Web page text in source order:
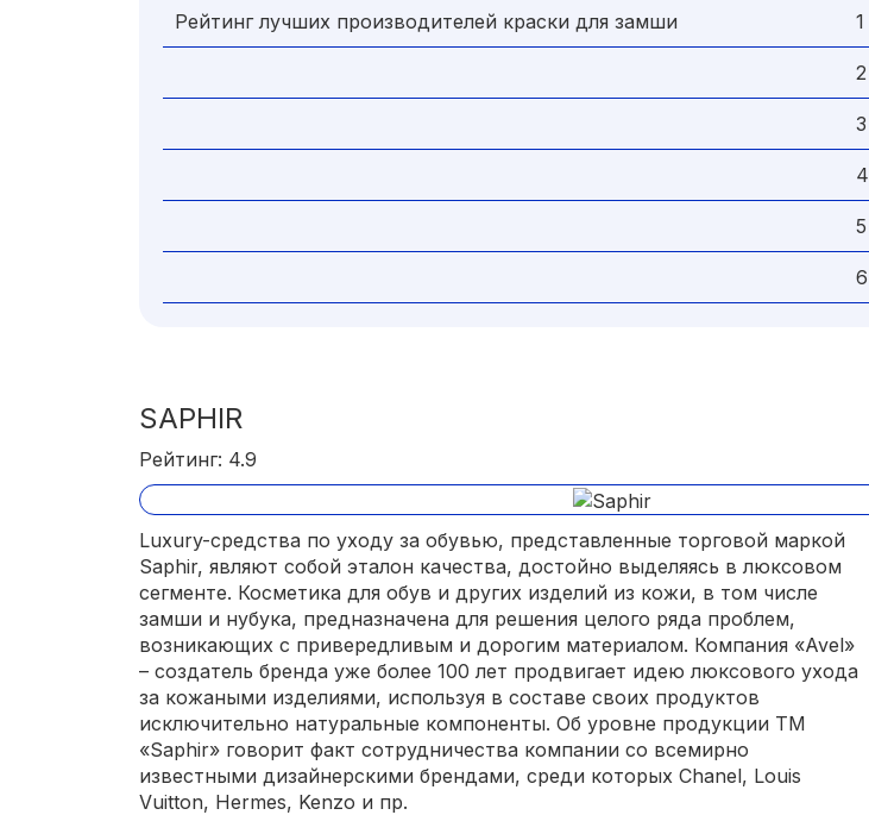
Рейтинг лучших производителей краски для замши 1
2
3
4
5
6
SAPHIR
Рейтинг: 4.9
Luxury-средства по уходу за обувью, представленные торговой маркой
Saphir, являют собой эталон качества, достойно выделяясь в люксовом
сегменте. Косметика для обув и других изделий из кожи, в том числе
замши и нубука, предназначена для решения целого ряда проблем,
возникающих с привередливым и дорогим материалом. Компания «Avel»
– создатель бренда уже более 100 лет продвигает идею люксового ухода
за кожаными изделиями, используя в составе своих продуктов
исключительно натуральные компоненты. Об уровне продукции ТМ
«Saphir» говорит факт сотрудничества компании со всемирно
известными дизайнерскими брендами, среди которых Chanel, Louis
Vuitton, Hermes, Kenzo и пр.